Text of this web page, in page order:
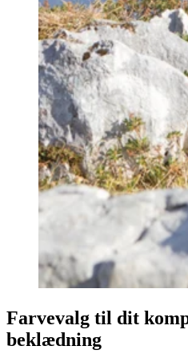
Farvevalg til dit
beklædning